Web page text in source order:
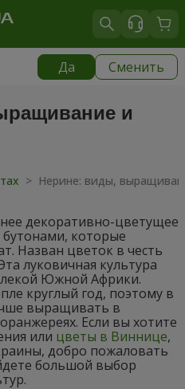
Да Сменить
и
> Нерине: виды,
декоративно-цветущее
которые
Назван цветок в честь
луковичная культура
Южной Африки.
круглый год, поэтому в
выращивать в
Если вы хотите
или цветы в Виннице,
добро пожаловать
большой выбор